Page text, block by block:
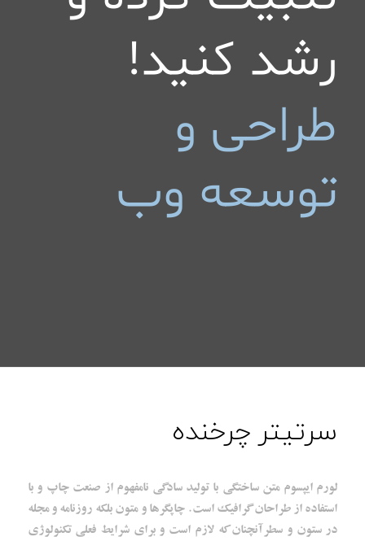
رشد کنید!
طراحی و
توسعه وب
سرتیتر چرخنده
لورم ایپسوم متن ساختگی با تولید سادگی نامفهوم از صنعت چاپ و با
استفاده از طراحان گرافیک است. چاپگرها و متون بلکه روزنامه و مجله
در ستون و سطرآنچنان که لازم است و برای شرایط فعلی تکنولوژی